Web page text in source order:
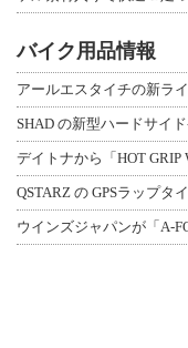
バイク用品情報
SHAD の新型ハードサイ
デイトナから「HOT
QSTARZ の GPSラップタ
ウインズジャパンが「A-